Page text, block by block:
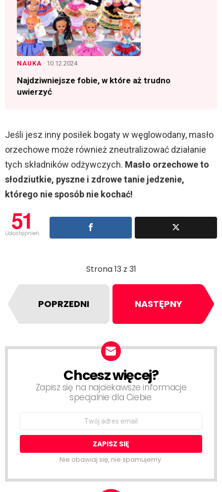
NAUKA · 10.12.2024
Najdziwniejsze fobie, w które aż trudno
uwierzyć
Jeśli jesz inny posiłek bogaty w węglowodany, masło
orzechowe może również zneutralizować działanie
tych składników odżywczych. Masło orzechowe to
słodziutkie, pyszne i zdrowe tanie jedzenie,
którego nie sposób nie kochać!
51
Udostępnień
Strona 13 z 31
POPRZEDNI NASTĘPNY
NEWSLETTERChcesz więcej?
Zapisz się na najciekawsze informacje
specjalnie dla Ciebie.
Email
Nie obawiaj się, nie spamujemy.